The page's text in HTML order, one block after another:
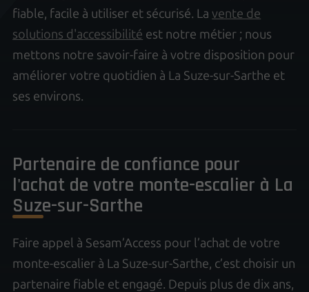
fiable, facile à utiliser et sécurisé. La vente de
solutions d'accessibilité est notre métier ; nous
mettons notre savoir-faire à votre disposition pour
améliorer votre quotidien à La Suze-sur-Sarthe et
ses environs.
Partenaire de confiance pour
l'achat de votre monte-escalier à La
Suze-sur-Sarthe
Faire appel à Sesam’Access pour l’achat de votre
monte-escalier à La Suze-sur-Sarthe, c’est choisir un
partenaire fiable et engagé. Depuis plus de dix ans,